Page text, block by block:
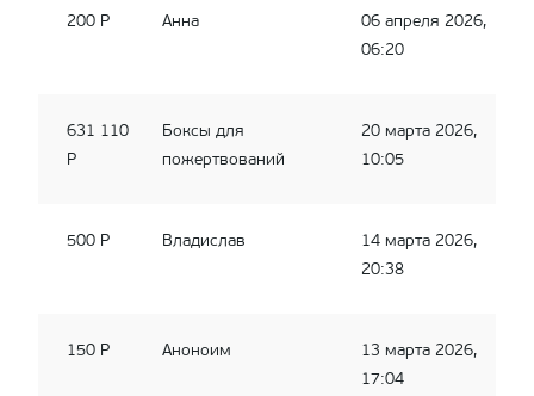
200 Р Анна
06 апреля 2026,
06:20
631 110
Р
Боксы для
пожертвований
20 марта 2026,
10:05
500 Р Владислав
14 марта 2026,
20:38
150 Р Аноноим
13 марта 2026,
17:04